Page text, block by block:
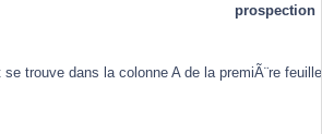
prospection
trouve dans la colonne A de la premiÃ¨re